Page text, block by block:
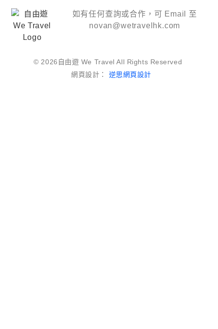
如有任何查詢或合作，可 Email 至
novan@wetravelhk.com
© 2026自由遊 We Travel All Rights Reserved
網頁設計：
逆思網頁設計